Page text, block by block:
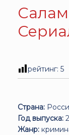
рейтинг: 5
Страна:
Год выпуска:
Жанр: